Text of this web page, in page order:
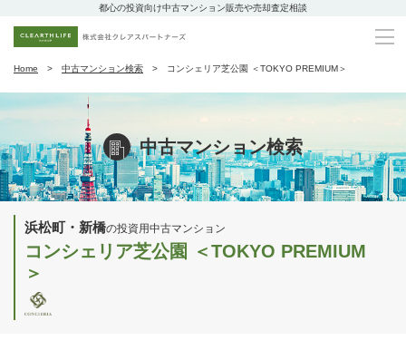
都心の投資向け中古マンション販売や売却査定相談
Home 中古マンション検索 コンシェリア芝公園 ＜TOKYO PREMIUM＞
中古マンション検索
浜松町・新橋の投資用中古マンション
コンシェリア芝公園 ＜TOKYO PREMIUM
＞